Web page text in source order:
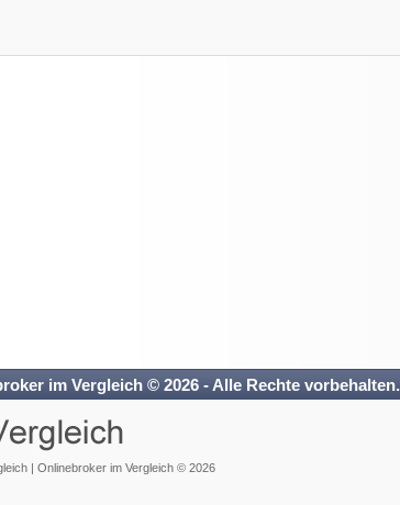
im Vergleich © 2026 - Alle Rechte vorbehalten.
| Onlinebroker im Vergleich © 2026